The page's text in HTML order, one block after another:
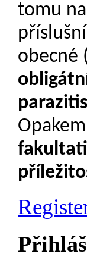
tomu
obecné (